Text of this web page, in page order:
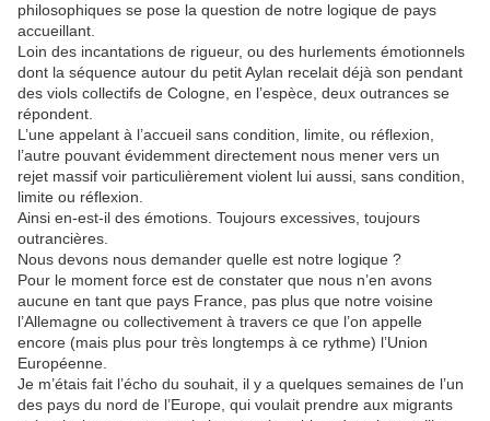
philosophiques se pose la question de notre logique de pays
accueillant.
Loin des incantations de rigueur, ou des hurlements émotionnels
dont la séquence autour du petit Aylan recelait déjà son pendant
des viols collectifs de Cologne, en l’espèce, deux outrances se
répondent.
L’une appelant à l’accueil sans condition, limite, ou réflexion,
l’autre pouvant évidemment directement nous mener vers un
rejet massif voir particulièrement violent lui aussi, sans condition,
limite ou réflexion.
Ainsi en-est-il des émotions. Toujours excessives, toujours
outrancières.
Nous devons nous demander quelle est notre logique ?
Pour le moment force est de constater que nous n’en avons
aucune en tant que pays France, pas plus que notre voisine
l’Allemagne ou collectivement à travers ce que l’on appelle
encore (mais plus pour très longtemps à ce rythme) l’Union
Européenne.
Je m’étais fait l’écho du souhait, il y a quelques semaines de l’un
des pays du nord de l’Europe, qui voulait prendre aux migrants